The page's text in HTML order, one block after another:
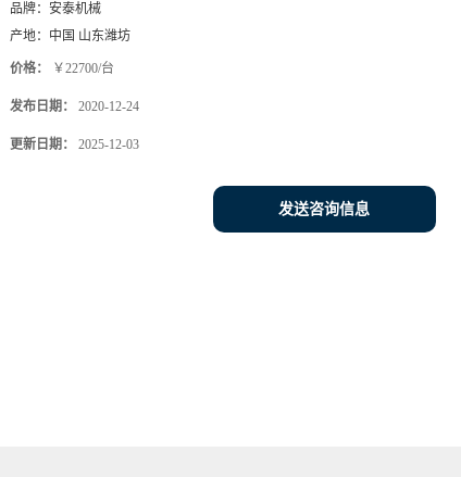
品牌： 安泰机械
产地： 中国 山东潍坊
价格： ￥22700/台
发布日期： 2020-12-24
更新日期： 2025-12-03
发送咨询信息